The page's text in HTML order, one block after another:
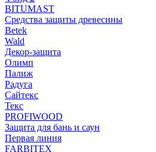
BITUMAST
Средства защиты древесины
Betek
Wald
Декор-защита
Олимп
Палиж
Радуга
Сайтекс
Текс
PROFIWOOD
Защита для бань и саун
Первая линия
FARBITEX